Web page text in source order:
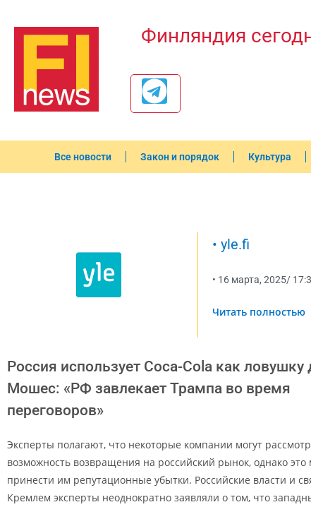
Финляндия
Все новости Закон и порядок Культура
• yle.fi
• 16 марта, 2025/
Читать полностью
Россия использует Coca-Cola как
Мошес: «РФ завлекает Трампа во время
переговоров»
Эксперты полагают, что некоторые компании могут
возможность возвращения на российский рынок, однако это
принести им репутационные убытки. Российские власти и
Кремлем эксперты неоднократно заявляли о том, что